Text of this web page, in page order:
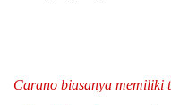
Carano biasanya memiliki